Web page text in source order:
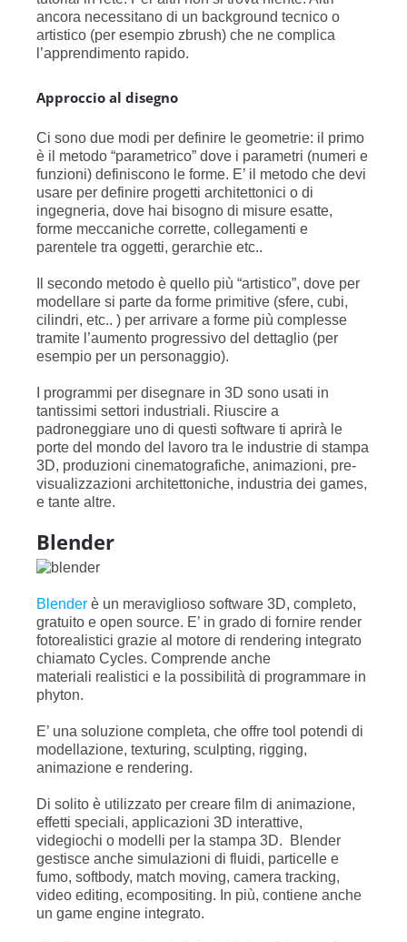
ancora necessitano di un background tecnico o
artistico (per esempio zbrush) che ne complica
l’apprendimento rapido.
Approccio al disegno
Ci sono due modi per definire le geometrie: il primo
è il metodo “parametrico” dove i parametri (numeri e
funzioni) definiscono le forme. E’ il metodo che devi
usare per definire progetti architettonici o di
ingegneria, dove hai bisogno di misure esatte,
forme meccaniche corrette, collegamenti e
parentele tra oggetti, gerarchie etc..
Il secondo metodo è quello più “artistico”, dove per
modellare si parte da forme primitive (sfere, cubi,
cilindri, etc.. ) per arrivare a forme più complesse
tramite l’aumento progressivo del dettaglio (per
esempio per un personaggio).
I programmi per disegnare in 3D sono usati in
tantissimi settori industriali. Riuscire a
padroneggiare uno di questi software ti aprirà le
porte del mondo del lavoro tra le industrie di stampa
3D, produzioni cinematografiche, animazioni, pre-
visualizzazioni architettoniche, industria dei games,
e tante altre.
Blender
Blender è un meraviglioso software 3D, completo,
gratuito e open source. E’ in grado di fornire render
fotorealistici grazie al motore di rendering integrato
chiamato Cycles. Comprende anche
materiali realistici e la possibilità di programmare in
phyton.
E’ una soluzione completa, che offre tool potendi di
modellazione, texturing, sculpting, rigging,
animazione e rendering.
Di solito è utilizzato per creare film di animazione,
effetti speciali, applicazioni 3D interattive,
videgiochi o modelli per la stampa 3D. Blender
gestisce anche simulazioni di fluidi, particelle e
fumo, softbody, match moving, camera tracking,
video editing, ecompositing. In più, contiene anche
un game engine integrato.